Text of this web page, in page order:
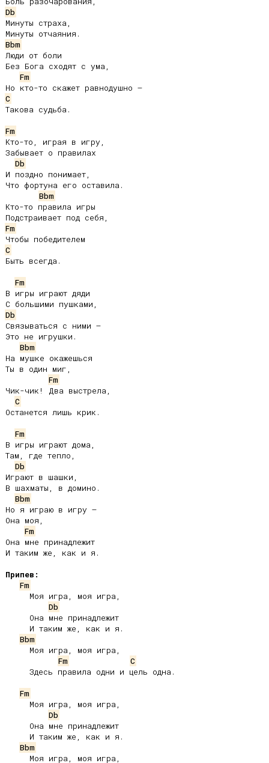
Db
Минуты страха,
Bbm
Люди от боли
Без Бога сходят с ума,
Fm
C
Такова судьба.
Fm
Кто-то, играя в игру,
Забывает о правилах
Db
И поздно понимает,
Что фортуна его оставила.
Bbm
Кто-то правила игры
Fm
C
Быть всегда.
Fm
В игры играют дяди
Db
Связываться с ними –
Это не игрушки.
Bbm
На мушке окажешься
Ты в один миг,
Fm
Чик-чик! Два выстрела,
C
Останется лишь крик.
Fm
В игры играют дома,
Там, где тепло,
Db
Играют в шашки,
В шахматы, в домино.
Bbm
Но я играю в игру –
Она моя,
Fm
Она мне принадлежит
И таким же, как и я.
Припев:
Fm
Db
Bbm
Fm
C
Fm
Db
Bbm